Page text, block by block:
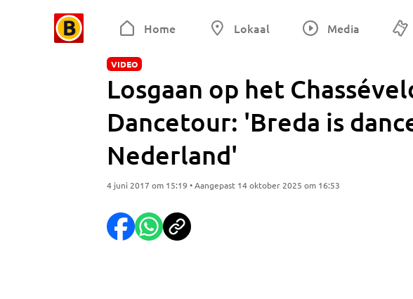
Home Lokaal Media
VIDEO
Losgaan op het
Dancetour: 'Breda is
Nederland'
4 juni 2017 om 15:19 • Aangepast 14 oktober 2025 om 16:53